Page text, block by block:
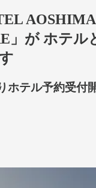
AOSHIMA
」が ホテル
ホテル予約受付